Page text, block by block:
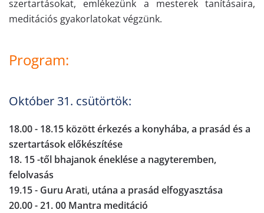
szertartásokat, emlékezünk a mesterek tanításaira,
meditációs gyakorlatokat végzünk.
Program:
Október 31. csütörtök:
18.00 - 18.15 között érkezés a konyhába, a prasád és a
szertartások előkészítése
18. 15 -től bhajanok éneklése a nagyteremben,
felolvasás
19.15 - Guru Arati, utána a prasád elfogyasztása
20.00 - 21. 00 Mantra meditáció